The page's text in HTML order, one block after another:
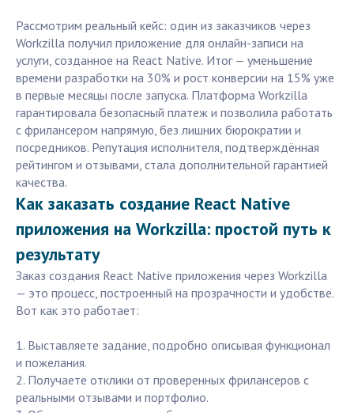
Рассмотрим реальный кейс: один из заказчиков через
Workzilla получил приложение для онлайн-записи на
услуги, созданное на React Native. Итог — уменьшение
времени разработки на 30% и рост конверсии на 15% уже
в первые месяцы после запуска. Платформа Workzilla
гарантировала безопасный платеж и позволила работать
с фрилансером напрямую, без лишних бюрократии и
посредников. Репутация исполнителя, подтверждённая
рейтингом и отзывами, стала дополнительной гарантией
качества.
Как заказать создание React Native
приложения на Workzilla: простой путь к
результату
Заказ создания React Native приложения через Workzilla
— это процесс, построенный на прозрачности и удобстве.
Вот как это работает:
1. Выставляете задание, подробно описывая функционал
и пожелания.
2. Получаете отклики от проверенных фрилансеров с
реальными отзывами и портфолио.